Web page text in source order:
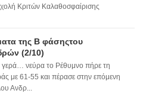
Κριτών Καλαθοσφαίρισης
της Β φάσηςτου
(2/10)
γερά… νεύρα το Ρέθυμνο πήρε τη
με 61-55 και πέρασε στην επόμενη
Ανδρ...